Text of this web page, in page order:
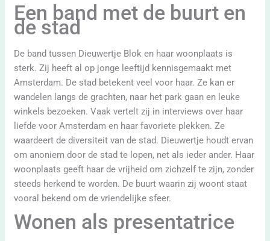
Een band met de buurt en
de stad
De band tussen Dieuwertje Blok en haar woonplaats is
sterk. Zij heeft al op jonge leeftijd kennisgemaakt met
Amsterdam. De stad betekent veel voor haar. Ze kan er
wandelen langs de grachten, naar het park gaan en leuke
winkels bezoeken. Vaak vertelt zij in interviews over haar
liefde voor Amsterdam en haar favoriete plekken. Ze
waardeert de diversiteit van de stad. Dieuwertje houdt ervan
om anoniem door de stad te lopen, net als ieder ander. Haar
woonplaats geeft haar de vrijheid om zichzelf te zijn, zonder
steeds herkend te worden. De buurt waarin zij woont staat
vooral bekend om de vriendelijke sfeer.
Wonen als presentatrice